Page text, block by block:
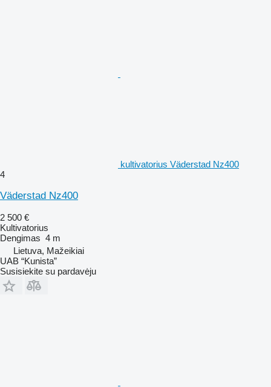
kultivatorius Väderstad Nz400
4
Väderstad Nz400
2 500 €
Kultivatorius
Dengimas 4 m
Lietuva, Mažeikiai
UAB “Kunista”
Susisiekite su pardavėju